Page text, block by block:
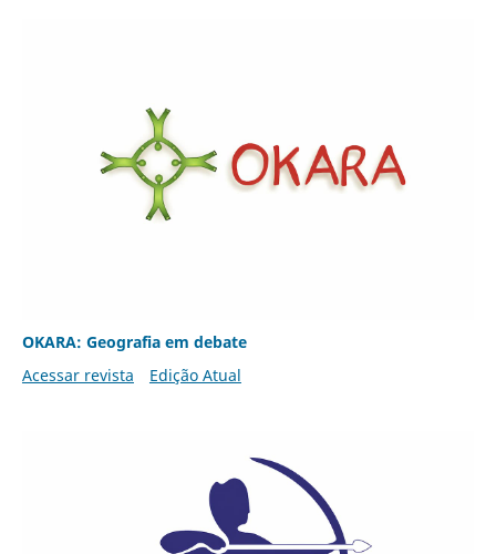
OKARA: Geografia em debate
Acessar revista
Edição Atual